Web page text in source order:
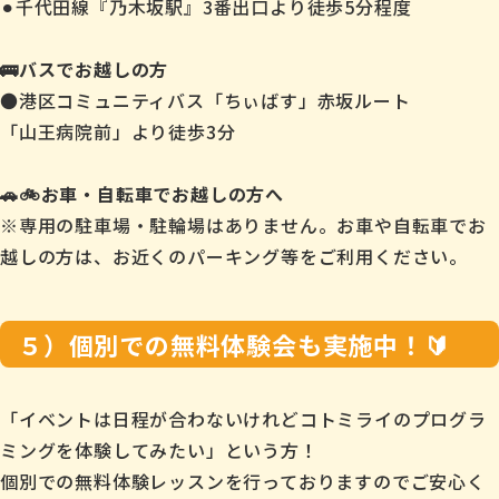
⚫︎千代田線『乃木坂駅』3番出口より徒歩5分程度
🚌バスでお越しの方
●港区コミュニティバス「ちぃばす」赤坂ルート
「山王病院前」より徒歩3分
🚗🚲お車・自転車でお越しの方へ
※専用の駐車場・駐輪場はありません。お車や自転車でお
越しの方は、お近くのパーキング等をご利用ください。
５）個別での無料体験会も実施中！🔰
「イベントは日程が合わないけれどコトミライのプログラ
ミングを体験してみたい」という方！
個別での無料体験レッスンを行っておりますのでご安心く